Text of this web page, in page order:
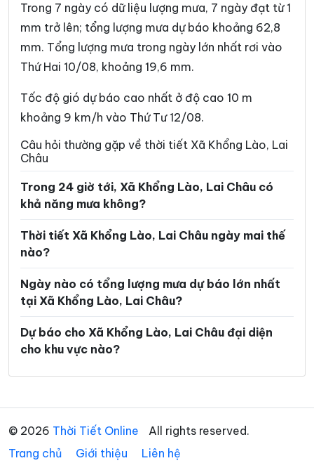
Trong 7 ngày có dữ liệu lượng mưa, 7 ngày đạt từ 1
mm trở lên; tổng lượng mưa dự báo khoảng 62,8
mm. Tổng lượng mưa trong ngày lớn nhất rơi vào
Thứ Hai 10/08, khoảng 19,6 mm.
Tốc độ gió dự báo cao nhất ở độ cao 10 m
khoảng 9 km/h vào Thứ Tư 12/08.
Câu hỏi thường gặp về thời tiết Xã Khổng Lào, Lai
Châu
Trong 24 giờ tới, Xã Khổng Lào, Lai Châu có
khả năng mưa không?
Thời tiết Xã Khổng Lào, Lai Châu ngày mai thế
nào?
Ngày nào có tổng lượng mưa dự báo lớn nhất
tại Xã Khổng Lào, Lai Châu?
Dự báo cho Xã Khổng Lào, Lai Châu đại diện
cho khu vực nào?
© 2026 Thời Tiết Online
All rights reserved.
Trang chủ
Giới thiệu Liên hệ